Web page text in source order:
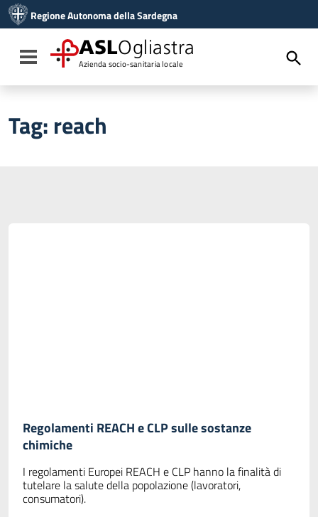
Vai al menu di navigazione
Vai al footer
Regione Autonoma della Sardegna
Toggle navigation
ASLOgliastra
Azienda socio-sanitaria locale
Tag: reach
Regolamenti REACH e CLP sulle sostanze
chimiche
I regolamenti Europei REACH e CLP hanno la finalità di
tutelare la salute della popolazione (lavoratori,
consumatori).